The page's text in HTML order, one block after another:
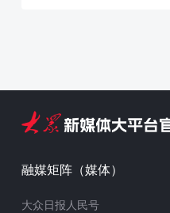
融媒矩阵（媒体）
大众日报人民号